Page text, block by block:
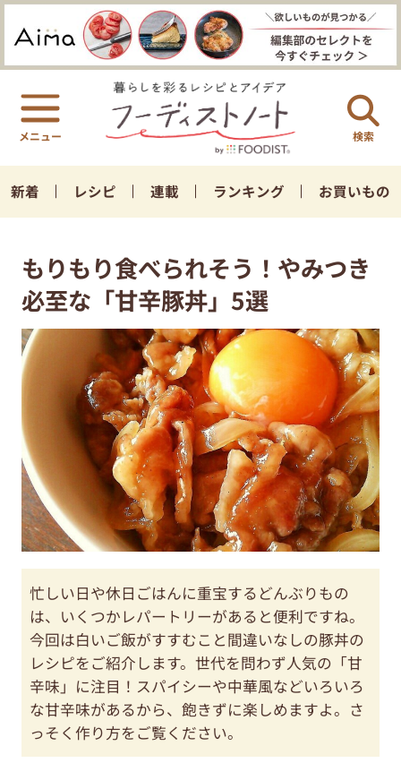
検索
新着 レシピ 連載 ランキング お買いもの
もりもり食べられそう！やみつき
必至な「甘辛豚丼」5選
忙しい日や休日ごはんに重宝するどんぶりもの
は、いくつかレパートリーがあると便利ですね。
今回は白いご飯がすすむこと間違いなしの豚丼の
レシピをご紹介します。世代を問わず人気の「甘
辛味」に注目！スパイシーや中華風などいろいろ
な甘辛味があるから、飽きずに楽しめますよ。さ
っそく作り方をご覧ください。